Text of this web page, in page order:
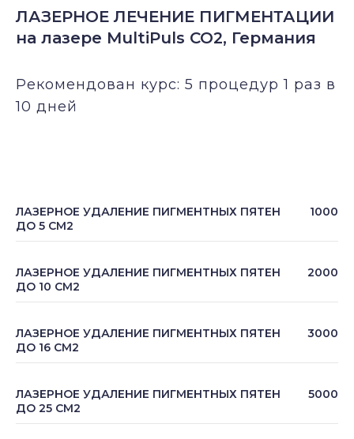
ЛАЗЕРНОЕ ЛЕЧЕНИЕ ПИГМЕНТАЦИИ
на лазере MultiPuls CO2, Германия
Рекомендован курс: 5 процедур 1 раз в
10 дней
ЛАЗЕРНОЕ УДАЛЕНИЕ ПИГМЕНТНЫХ ПЯТЕН
ДО 5 СМ2
1000
ЛАЗЕРНОЕ УДАЛЕНИЕ ПИГМЕНТНЫХ ПЯТЕН
ДО 10 СМ2
2000
ЛАЗЕРНОЕ УДАЛЕНИЕ ПИГМЕНТНЫХ ПЯТЕН
ДО 16 СМ2
3000
ЛАЗЕРНОЕ УДАЛЕНИЕ ПИГМЕНТНЫХ ПЯТЕН
ДО 25 СМ2
5000